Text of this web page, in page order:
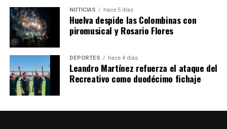
NOTICIAS hace 5 días
Huelva despide las Colombinas con
piromusical y Rosario Flores
DEPORTES hace 4 días
Leandro Martínez refuerza el ataque del
Recreativo como duodécimo fichaje